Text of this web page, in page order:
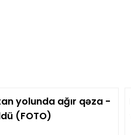
© sabirabadxeber.az
yolunda ağır qəza -
(FOTO)